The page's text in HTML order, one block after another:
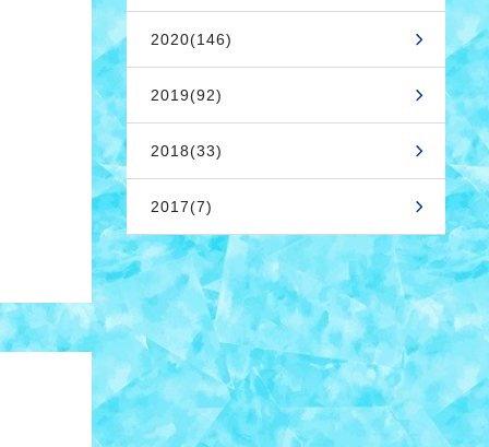
2020(146)
2019(92)
2018(33)
2017(7)